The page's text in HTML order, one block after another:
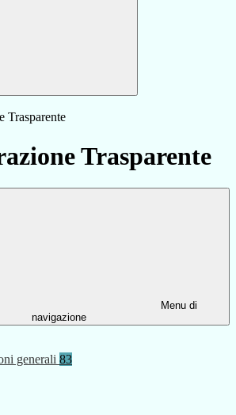
Trasparente
Trasparente
Menu di
navigazione
generali 83